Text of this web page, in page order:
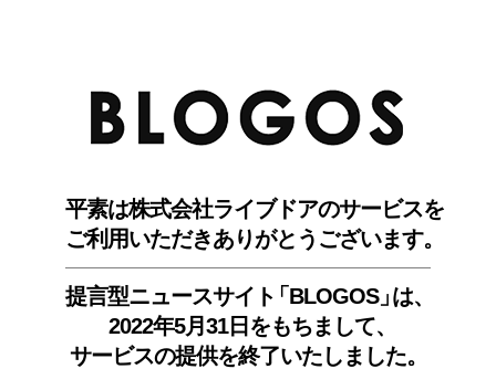
平素は株式会社ライブドアのサービスを
ご利用いただきありがとうございます。
提言型ニュースサイ ト「BLOGOS」は、
2022年5月31日をもちまして、
サービスの提供を終了いたしました。